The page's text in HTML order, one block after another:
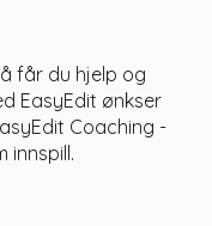
får du hjelp og
EasyEdit ønkser
Coaching -
innspill.